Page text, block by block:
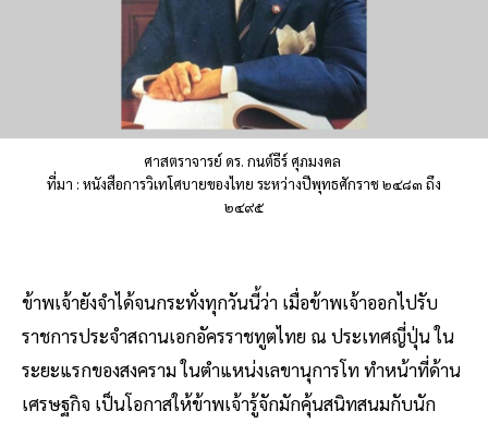
ศาสตราจารย์ ดร. กนต์ธีร์ ศุภมงคล
ที่มา : หนังสือการวิเทโศบายของไทย ระหว่างปีพุทธศักราช ๒๔๘๓ ถึง
๒๔๙๕
ข้าพเจ้ายังจำได้จนกระทั่งทุกวันนี้ว่า เมื่อข้าพเจ้าออกไปรับ
ราชการประจำสถานเอกอัครราชทูตไทย ณ ประเทศญี่ปุ่น ใน
ระยะแรกของสงคราม ในตำแหน่งเลขานุการโท ทำหน้าที่ด้าน
เศรษฐกิจ เป็นโอกาสให้ข้าพเจ้ารู้จักมักคุ้นสนิทสนมกับนัก